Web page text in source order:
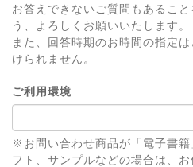
お答えできないご質問もあるこ
う、よろしくお願いいたします。
また、回答時期のお時間の指定
けられません。
ご利用環境
※お問い合わせ商品が「電子書
フト、サンプルなどの場合は、